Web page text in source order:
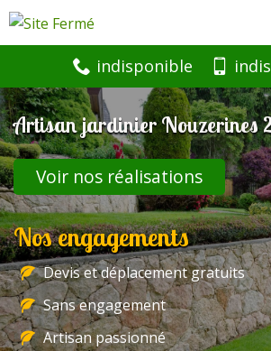
indisponible
Artisan jardinier Nouzerines
Voir nos réalisations
Nos engagements
Devis et déplacement gratuits
Sans engagement
Artisan passionné